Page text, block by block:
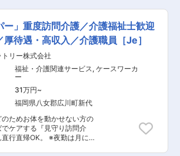
試験の合格者のみその資格が
星お米マイスターがいるお
に関する豆知識や品種別お
方法など皆さまのお役に立
情報を発信しています。 変
る業務
命と生活を支える、障害福
介護ケアのお仕事です。 ◎
がい者の方、高齢者の方、一
アを行っていく、専門的な介
して、需要が非常に高い「医
ロフェッショナルな介護士
。 人の役に立つ仕事をして
ます！ ・見守り ・
洗濯、掃除、料理） ・身
入浴・食事の介助 ・外出
的ケア： たんの吸引、経管
） ・介護記録の記入 など
緒にお仕事をするスタッフ
育など働きやすい環境を整
いします。 質問や相談など
られる社員さんとして活躍
ー」重度訪問介護／介護福祉士歓迎
厚待遇・高収入／介護職員［Je］
リー株式会社
福祉・介護関連サービス, ケースワーカ
ー
31万円~
福岡県八女郡広川町新代
ためお体を動かせない方の
ケアする『見守り訪問介
行直帰OK。 ※夜勤は月に